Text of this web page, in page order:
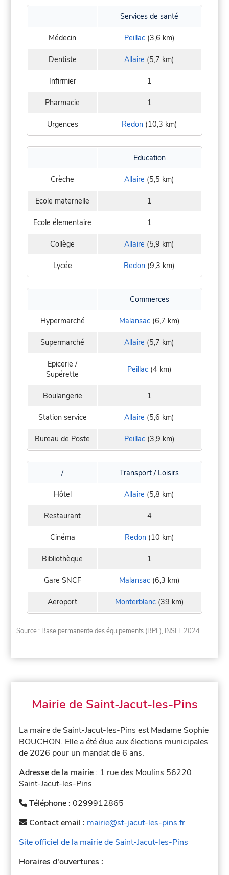
Services de santé
Médecin Peillac(3,6 km)
Dentiste Allaire (5,7 km)
Infirmier 1
Pharmacie 1
Urgences Redon(10,3 km)
Education
Crèche Allaire (5,5 km)
Ecole maternelle 1
Ecole élementaire 1
Collège Allaire (5,9 km)
Lycée Redon (9,3 km)
Commerces
Hypermarché Malansac(6,7 km)
Supermarché Allaire (5,7 km)
Epicerie /
Supérette
Peillac(4 km)
Boulangerie 1
Station service Allaire (5,6 km)
Bureau de Poste Peillac(3,9 km)
/ Transport / Loisirs
Hôtel Allaire (5,8 km)
Restaurant 4
Cinéma Redon(10 km)
Bibliothèque 1
Gare SNCF Malansac(6,3 km)
Aeroport Monterblanc(39 km)
Source : Base permanente des équipements (BPE), INSEE 2024.
Mairie de Saint-Jacut-les-Pins
La maire de Saint-Jacut-les-Pins est Madame Sophie
BOUCHON. Elle a été élue aux élections municipales
de 2026 pour un mandat de 6 ans.
Adresse de la mairie : 1 rue des Moulins 56220
Saint-Jacut-les-Pins
Téléphone :0299912865
Contact email : mairie@st-jacut-les-pins.fr
Site officiel de la mairie de Saint-Jacut-les-Pins
Horaires d'ouvertures :